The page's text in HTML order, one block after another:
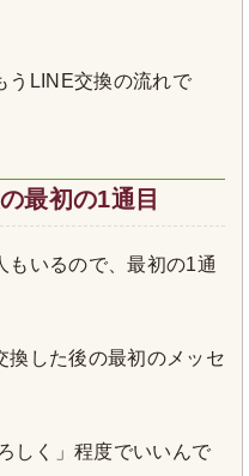
うLINE交換の流れで
最初の1通目
もいるので、最初の1通
換した後の最初のメッセ
しく」程度でいいんで